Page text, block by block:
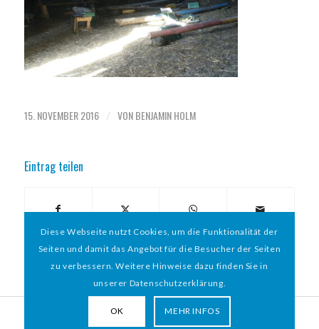
15. NOVEMBER 2016 / VONBENJAMIN HOLM
Eintrag teilen
MIT HERZ e.V. | WEBDESIGN BY WEBIGAMI
Diese Webseite nutzt Cookies, um die Funktionalität der
Seiten und damit das Angebot für die Besucher der Seiten
zu verbessern. Weitere Hinweise dazu finden Sie in
unserer Datenschutzerklärung.
OK MEHR INFOS